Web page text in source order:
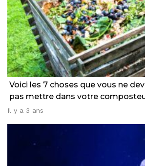
Voici les 7 choses que vous ne
pas mettre dans votre
Il y a 3 ans